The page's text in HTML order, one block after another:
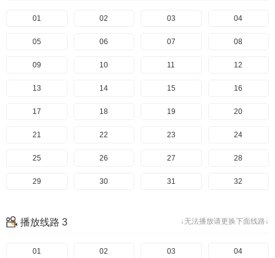
01 02 03 04
05 06 07 08
09 10 11 12
13 14 15 16
17 18 19 20
21 22 23 24
25 26 27 28
29 30 31 32
37
↓无法播放请更换下面线路↓
播放线路 3
01 02 03 04